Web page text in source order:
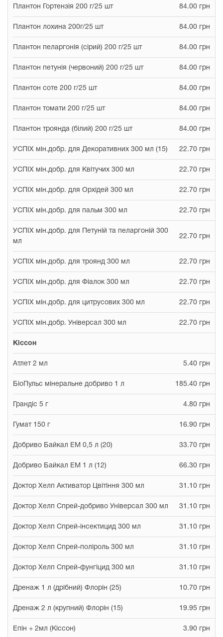
Плантон Гортензія 200 г/25 шт 84.00 грн
Плантон лохина 200г/25 шт 84.00 грн
Плантон пеларгонія (cірий) 200 г/25 шт 84.00 грн
Плантон петунія (червоний) 200 г/25 шт 84.00 грн
Плантон соте 200 г/25 шт 84.00 грн
Плантон томати 200 г/25 шт 84.00 грн
Плантон троянда (білий) 200 г/25 шт 84.00 грн
УСПІХ мін.добр. для Декоративних 300 мл (15) 22.70 грн
УСПІХ мін.добр. для Квітучих 300 мл 22.70 грн
УСПІХ мін.добр. для Орхідей 300 мл 22.70 грн
УСПІХ мін.добр. для пальм 300 мл 22.70 грн
УСПІХ мін.добр. для Петуній та пеларгоній 300
мл
22.70 грн
УСПІХ мін.добр. для троянд 300 мл 22.70 грн
УСПІХ мін.добр. для Фіалок 300 мл 22.70 грн
УСПІХ мін.добр. для цитрусових 300 мл 22.70 грн
УСПІХ мін.добр. Універсал 300 мл 22.70 грн
Кіссон
Атлет 2 мл 5.40 грн
БіоПульс мінеральне добриво 1 л 185.40 грн
Грандіс 5 г 4.80 грн
Гумат 150 г 16.90 грн
Добриво Байкал ЕМ 0,5 л (20) 33.70 грн
Добриво Байкал ЕМ 1 л (12) 66.30 грн
Доктор Хелп Активатор Цвітіння 300 мл 31.10 грн
Доктор Хелп Спрей-добриво Універсал 300 мл 31.10 грн
Доктор Хелп Спрей-інсектицид 300 мл 31.10 грн
Доктор Хелп Спрей-поліроль 300 мл 31.10 грн
Доктор Хелп Спрей-фунгіцид 300 мл 31.10 грн
Дренаж 1 л (дрібний) Флорін (25) 10.70 грн
Дренаж 2 л (крупний) Флорін (15) 19.95 грн
Епін + 2мл (Кіссон) 3.90 грн